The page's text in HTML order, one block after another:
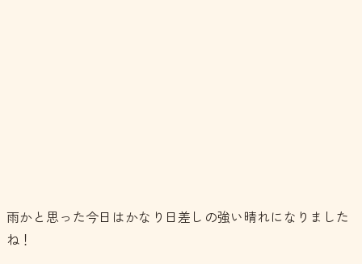
雨かと思った今日はかなり日差しの強い晴れになりました
ね！